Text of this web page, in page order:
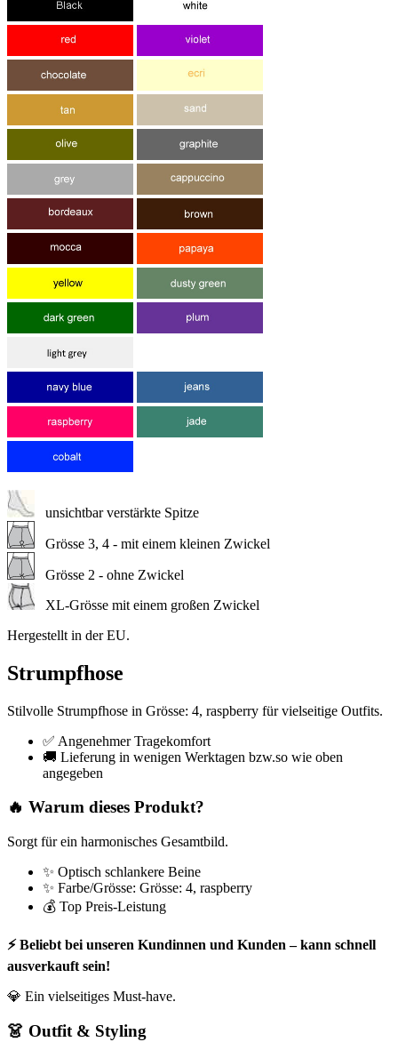
unsichtbar verstärkte Spitze
Grösse 3, 4 - mit einem kleinen Zwickel
Grösse 2 - ohne Zwickel
XL-Grösse mit einem großen Zwickel
Hergestellt in der EU.
Strumpfhose
Stilvolle Strumpfhose in Grösse: 4, raspberry für vielseitige Outfits.
✅ Angenehmer Tragekomfort
🚚 Lieferung in wenigen Werktagen bzw.so wie oben
angegeben
🔥 Warum dieses Produkt?
Sorgt für ein harmonisches Gesamtbild.
✨ Optisch schlankere Beine
✨ Farbe/Grösse: Grösse: 4, raspberry
💰 Top Preis-Leistung
⚡ Beliebt bei unseren Kundinnen und Kunden – kann schnell
ausverkauft sein!
💎 Ein vielseitiges Must-have.
👗 Outfit & Styling